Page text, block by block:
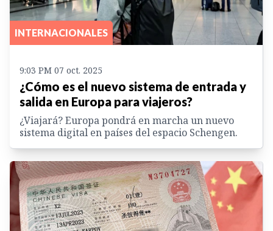
INTERNACIONALES
9:03 PM 07 oct. 2025
¿Cómo es el nuevo sistema de entrada y
salida en Europa para viajeros?
¿Viajará? Europa pondrá en marcha un nuevo
sistema digital en países del espacio Schengen.